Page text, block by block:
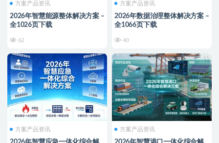
方案产品资讯
2026年智慧能源整体解决方案 –
全1026页下载
62
方案产品资讯
2026年数据治理整体解决方案 –
全1066页下载
40
方案产品资讯 方案产品资讯